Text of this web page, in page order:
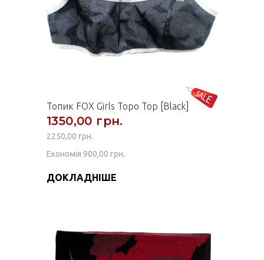
Топик FOX Girls Topo Top [Black]
1350,00 грн.
2250,00 грн.
Економія 900,00 грн.
ДОКЛАДНІШЕ